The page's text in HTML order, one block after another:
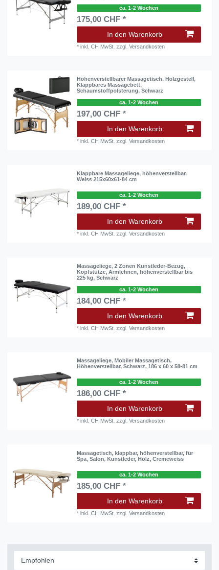
ca. 1-2 Wochen
175,00 CHF *
In den Warenkorb
*inkl. CH MwSt. zzgl.Versandkosten
Höhenverstellbarer Massagetisch, Holzgestell,
Klappbares Massagebett,
Schaumstoffpolsterung, Schwarz
ca. 1-2 Wochen
197,00 CHF *
In den Warenkorb
*inkl. CH MwSt. zzgl.Versandkosten
Klappbare Massageliege, höhenverstellbar,
Weiss 215x60x61-84 cm
ca. 1-2 Wochen
189,00 CHF *
In den Warenkorb
*inkl. CH MwSt. zzgl.Versandkosten
Massageliege, 2 Zonen Kunstleder-Bezug,
Kopfstütze, Armlehnen, höhenverstellbar bis
225 kg, Schwarz
ca. 1-2 Wochen
184,00 CHF *
In den Warenkorb
*inkl. CH MwSt. zzgl.Versandkosten
Massageliege, Mobiler Massagetisch,
Höhenverstellbar, Schwarz, 186 x 60 x 58-81 cm
ca. 1-2 Wochen
186,00 CHF *
In den Warenkorb
*inkl. CH MwSt. zzgl.Versandkosten
Massagetisch, klappbar, höhenverstellbar, für
Spa, Salon, Kunstleder, Holz, Cremeweiss
ca. 1-2 Wochen
185,00 CHF *
In den Warenkorb
*inkl. CH MwSt. zzgl.Versandkosten